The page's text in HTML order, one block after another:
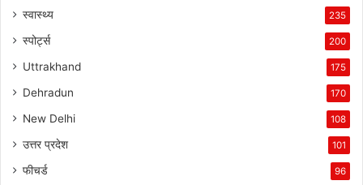
स्वास्थ्य 235
स्पोर्ट्स 200
Uttrakhand 175
Dehradun 170
New Delhi 108
उत्तर प्रदेश 101
फीचर्ड 96